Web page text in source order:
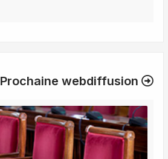
Prochaine webdiffusion